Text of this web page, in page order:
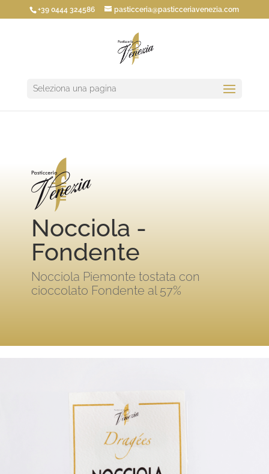
+39 0444 324586 pasticceria@pasticceriavenezia.com
Seleziona una pagina
Nocciola -
Fondente
Nocciola Piemonte tostata con
cioccolato Fondente al 57%